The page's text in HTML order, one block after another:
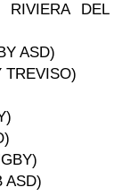
RIVIERA DEL
ASD)
TREVISO)
ASD)